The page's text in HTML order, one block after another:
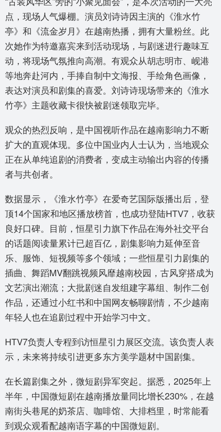
点，现场人气爆棚。演员刘诗诗因主演的《淮水竹
亭》和《流金岁月》在越南热播，拥有大量粉丝。此
次她作为特邀嘉宾来到活动现场，与剧迷进行趣味互
动，将现场气氛推向高潮。有观众从胡志明市、岘港
等地奔赴河内，手捧自制中文海报、手绘角色画像，
表达对演员和剧集的喜爱。刘诗诗现场带来的《淮水
竹亭》主题收藏卡很快被剧迷领取完毕。
观众的热烈反响，是中国视听作品在越南影响力不断
扩大的直观体现。多位中国业内人士认为，当地观众
正在从单纯追剧的消费者，变成主动输出内容的传播
者与共创者。
数据显示，《淮水竹亭》在爱奇艺国际版播出后，登
顶14个国家和地区播放榜首，也成功登陆HTV7，收获
良好口碑。目前，恒星引力旗下作品在海外社交平台
的话题阅读量累计已超百亿，剧集影响力延伸至音
乐、服饰、短视频等多个领域；一些恒星引力剧集的
插曲、舞蹈MV翻跳视频风靡越南校园，古风穿搭成为
文艺演出潮流；大批剧迷自发组建字幕组、制作二创
作品，还通过小红书和中国网友畅聊剧情，不少越南
年轻人也在追剧过程中开始学习中文。
HTV7负责人专程到访恒星引力展区交流。该负责人表
示，未来将持续引进更多东方美学题材中国剧集。
在长篇剧集之外，微短剧异军突起。据悉，2025年上
半年，中国微短剧在越南播放量同比增长230%，在越
南街头巷尾的奶茶店、咖啡馆、大排档里，时常能看
到观众观看配越南语字幕的中国微短剧。